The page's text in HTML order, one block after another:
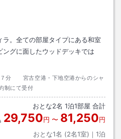
。全ての部屋タイプにある和室
グに面したウッドデッキでは
７分 宮古空港・下地空港からのシャ
制にて受付
おとな2名 1泊1部屋 合計
29,750円 〜 81,250円
おとな1名 (2名1室)｜ 1泊